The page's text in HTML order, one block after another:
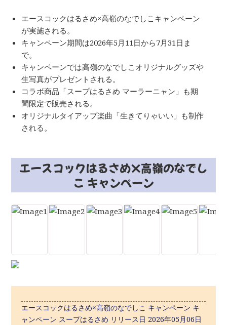
エースコックはるさめ×高嶺のなでしこキャンペーン
が実施される。
キャンペーン期間は2026年5月11日から7月31日ま
で。
キャンペーンでは高嶺のなでしこオリジナルグッズや
生写真がプレゼントされる。
コラボ商品「スープはるさめ マーラーニャン」も期
間限定で販売される。
オリジナルタイアップ楽曲「生きてりゃいい」も制作
される。
エースコックはるさめ×高嶺のなでし
こ キャンペーン
エースコックはるさめ×高嶺のなでしこ キャンペーン キ
ャンペーン スープはるさめ リリース日 2026年05月06日